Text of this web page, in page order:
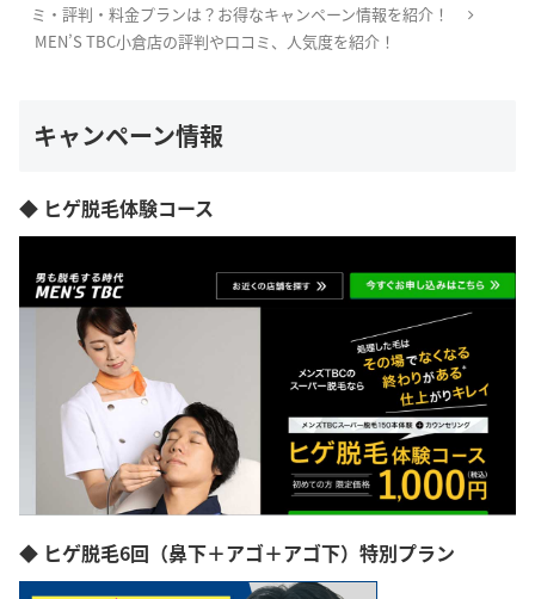
ミ・評判・料金プランは？お得なキャンペーン情報を紹介！
MEN’S TBC小倉店の評判や口コミ、人気度を紹介！
キャンペーン情報
◆ ヒゲ脱毛体験コース
◆ ヒゲ脱毛6回（鼻下＋アゴ＋アゴ下）特別プラン